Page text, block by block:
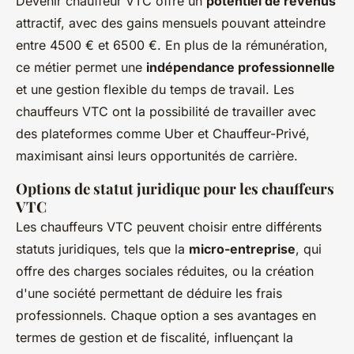
attractif, avec des gains mensuels pouvant atteindre
entre 4500 € et 6500 €. En plus de la rémunération,
ce métier permet une indépendance professionnelle
et une gestion flexible du temps de travail. Les
chauffeurs VTC ont la possibilité de travailler avec
des plateformes comme Uber et Chauffeur-Privé,
maximisant ainsi leurs opportunités de carrière.
Options de statut juridique pour les chauffeurs
VTC
Les chauffeurs VTC peuvent choisir entre différents
statuts juridiques, tels que la micro-entreprise, qui
offre des charges sociales réduites, ou la création
d'une société permettant de déduire les frais
professionnels. Chaque option a ses avantages en
termes de gestion et de fiscalité, influençant la